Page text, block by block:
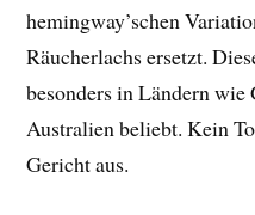
hemingway’schen
Räucherlachs ersetzt.
besonders in Ländern
Australien beliebt. Kein
Gericht aus.